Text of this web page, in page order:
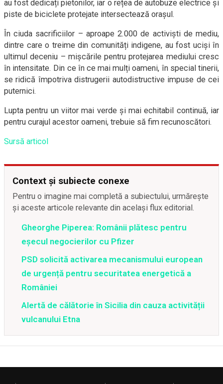
au fost dedicați pietonilor, iar o rețea de autobuze electrice și
piste de biciclete protejate intersectează orașul.
În ciuda sacrificiilor – aproape 2.000 de activiști de mediu,
dintre care o treime din comunități indigene, au fost uciși în
ultimul deceniu – mișcările pentru protejarea mediului cresc
în intensitate. Din ce în ce mai mulți oameni, în special tinerii,
se ridică împotriva distrugerii autodistructive impuse de cei
puternici.
Lupta pentru un viitor mai verde și mai echitabil continuă, iar
pentru curajul acestor oameni, trebuie să fim recunoscători.
Sursă articol
Context și subiecte conexe
Pentru o imagine mai completă a subiectului, urmărește
și aceste articole relevante din același flux editorial.
Gheorghe Piperea: Românii plătesc pentru
eșecul negocierilor cu Pfizer
PSD solicită activarea mecanismului european
de urgență pentru securitatea energetică a
României
Alertă de călătorie în Sicilia din cauza activității
vulcanului Etna